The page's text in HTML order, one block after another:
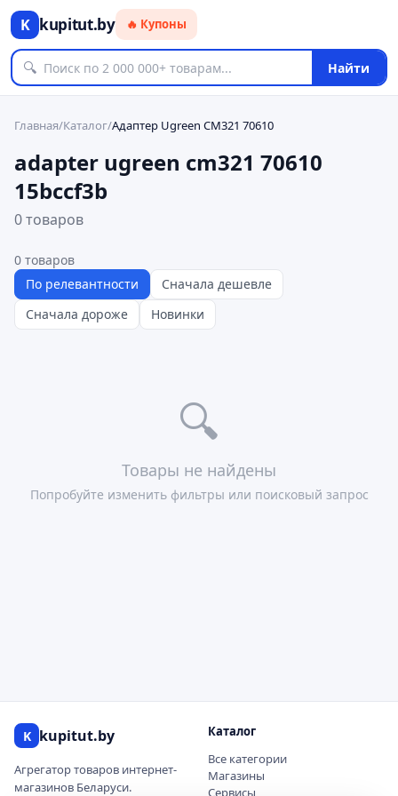
K kupitut.by 🔥 Купоны
🔍 Найти
Главная/Каталог/Адаптер Ugreen CM321 70610
adapter ugreen cm321 70610
15bccf3b
0 товаров
0 товаров
По релевантности
Сначала дешевле
Сначала дороже
Новинки
🔍
Товары не найдены
Попробуйте изменить фильтры или поисковый запрос
K kupitut.by
Агрегатор товаров интернет-
магазинов Беларуси.
Каталог
Все категории
Магазины
Сервисы